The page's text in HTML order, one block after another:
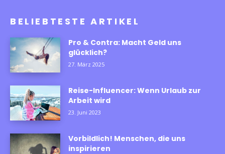
BELIEBTESTE ARTIKEL
Pro & Contra: Macht Geld uns
glücklich?
27. März 2025
Reise-Influencer: Wenn Urlaub zur
Arbeit wird
23. Juni 2023
Vorbildlich! Menschen, die uns
inspirieren